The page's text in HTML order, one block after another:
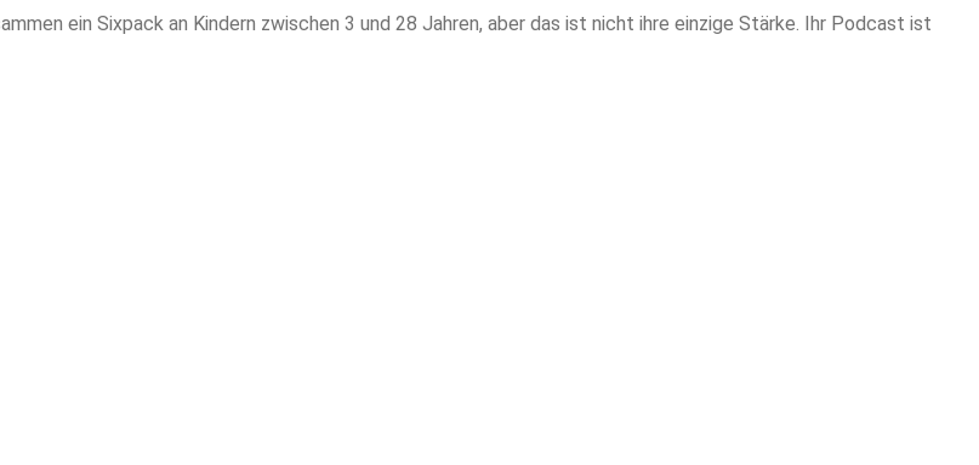
ein Sixpack an Kindern zwischen 3 und 28 Jahren, aber das ist nicht ihre einzige Stärke. Ihr Podcast ist